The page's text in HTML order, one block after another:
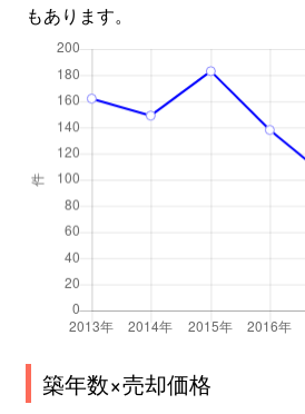
向洋町中
向洋町中
3,400万円
向洋町中
3,000万円
向洋町中
向洋町中
向洋町中
向洋町中
3,100万円
向洋町中
2,100万円
もあります。
築年数×売却価格